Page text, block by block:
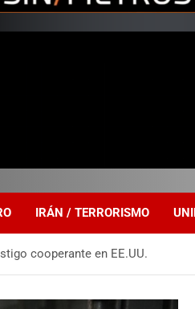
IRÁN / TERRORISMO
cooperante en EE.UU.